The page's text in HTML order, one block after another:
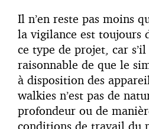
Il n’en reste pas moins
la vigilance est toujours
ce type de projet, car s’il
raisonnable de que le
à disposition des
walkies n’est pas de
profondeur ou de
conditions de travail du